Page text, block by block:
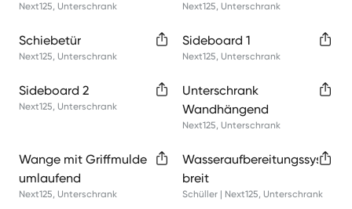
Next125, Unterschrank Next125, Unterschrank
Schiebetür
Next125, Unterschrank
Sideboard 1
Next125, Unterschrank
Sideboard 2
Next125, Unterschrank
Unterschrank
Wandhängend
Next125, Unterschrank
Wange mit Griffmulde
umlaufend
Next125, Unterschrank
Wasseraufbereitungssystem
breit
Schüller | Next125, Unterschrank